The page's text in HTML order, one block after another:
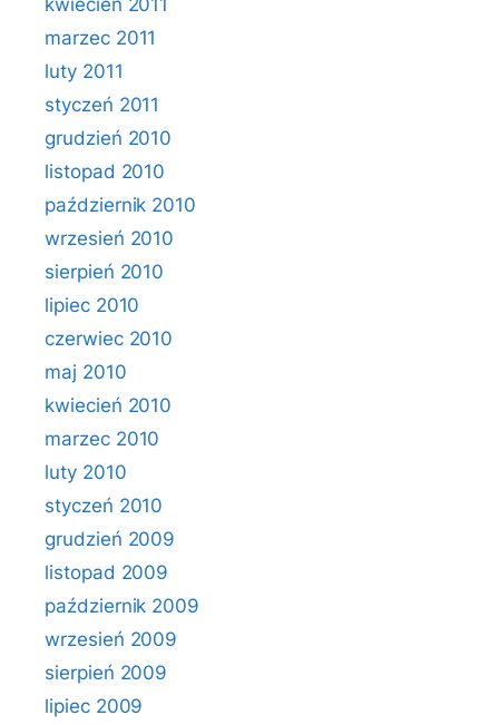
kwiecień 2011
marzec 2011
luty 2011
styczeń 2011
grudzień 2010
listopad 2010
październik 2010
wrzesień 2010
sierpień 2010
lipiec 2010
czerwiec 2010
maj 2010
kwiecień 2010
marzec 2010
luty 2010
styczeń 2010
grudzień 2009
listopad 2009
październik 2009
wrzesień 2009
sierpień 2009
lipiec 2009